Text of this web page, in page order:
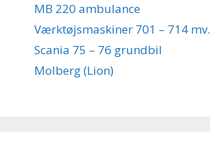
MB 220 ambulance
Værktøjsmaskiner 701 – 714 mv.
Scania 75 – 76 grundbil
Molberg (Lion)